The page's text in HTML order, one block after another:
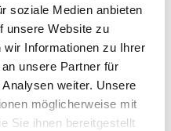
soziale Medien anbieten
unsere Website zu
wir Informationen zu Ihrer
unsere Partner für
weiter. Unsere
möglicherweise mit
Sie ihnen bereitgestellt